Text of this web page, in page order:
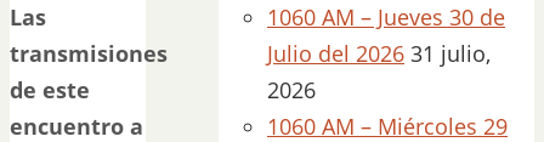
Las
transmisiones
de este
encuentro a
1060 AM – Jueves 30 de
Julio del 2026 31 julio,
2026
1060 AM – Miércoles 29